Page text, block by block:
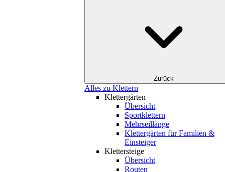
Zurück
Alles zu Klettern
Klettergärten
Übersicht
Sportklettern
Mehrseillänge
Klettergärten für Familien &
Einsteiger
Klettersteige
Übersicht
Routen